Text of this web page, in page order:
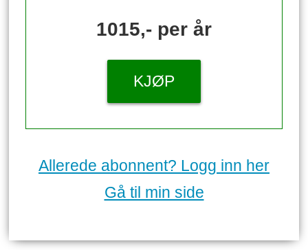
1015,- per år
KJØP
Allerede abonnent? Logg inn her
Gå til min side